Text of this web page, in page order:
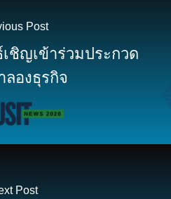
Post
ชิญเข้าร่วมประกวด
ลองธุรกิจ
Post